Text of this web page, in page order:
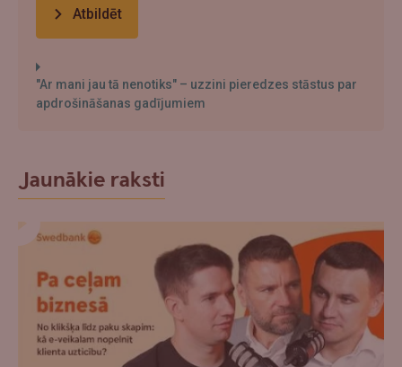
Atbildēt
"Ar mani jau tā nenotiks" – uzzini pieredzes stāstus par
apdrošināšanas gadījumiem
Jaunākie raksti